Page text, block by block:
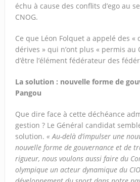
échu à cause des conflits d’ego au
CNOG.
Ce que Léon Folquet a appelé des «
dérives » qui n’ont plus « permis au
d’être l’élément fédérateur des
La solution : nouvelle forme de
Pangou
Que dire face à cette déchéance
gestion ? Le Général candidat
solution. « Au-delà d’impulser une
nouvelle forme de gouvernance et de
rigueur, nous voulons aussi faire du
olympique un acteur dynamique du